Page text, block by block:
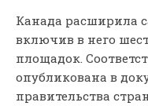
Канада расширила
включив в него
площадок.
опубликована в
правительства